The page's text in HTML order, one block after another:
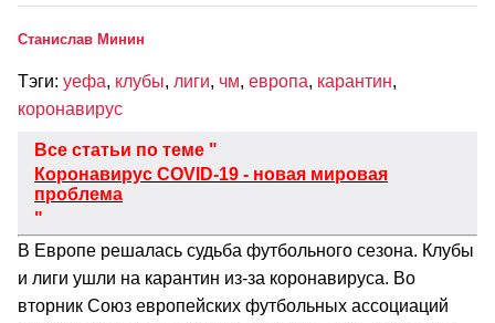
Станислав Минин
Тэги: уефа, клубы, лиги, чм, европа, карантин,
коронавирус
Все статьи по теме "
Коронавирус COVID-19 - новая мировая
проблема
"
В Европе решалась судьба футбольного сезона. Клубы
и лиги ушли на карантин из-за коронавируса. Во
вторник Союз европейских футбольных ассоциаций